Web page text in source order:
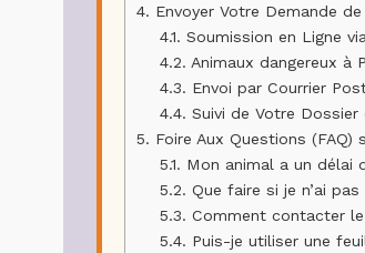
4. Envoyer Votre Demande
4.1. Soumission en Ligne
4.2. Animaux dangereux à
4.3. Envoi par Courrier
4.4. Suivi de Votre
5. Foire Aux Questions (FAQ)
5.1. Mon animal a un délai
5.2. Que faire si je n’ai
5.3. Comment contacter
5.4. Puis-je utiliser une